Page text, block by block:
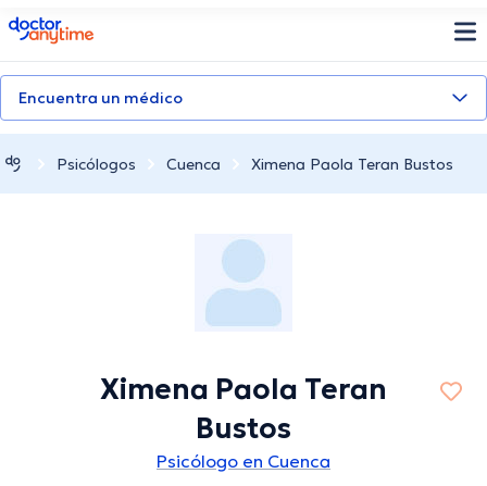
doctoranytime
Encuentra un médico
Psicólogos Cuenca Ximena Paola Teran Bustos
Ximena Paola Teran
Bustos
Psicólogo en Cuenca